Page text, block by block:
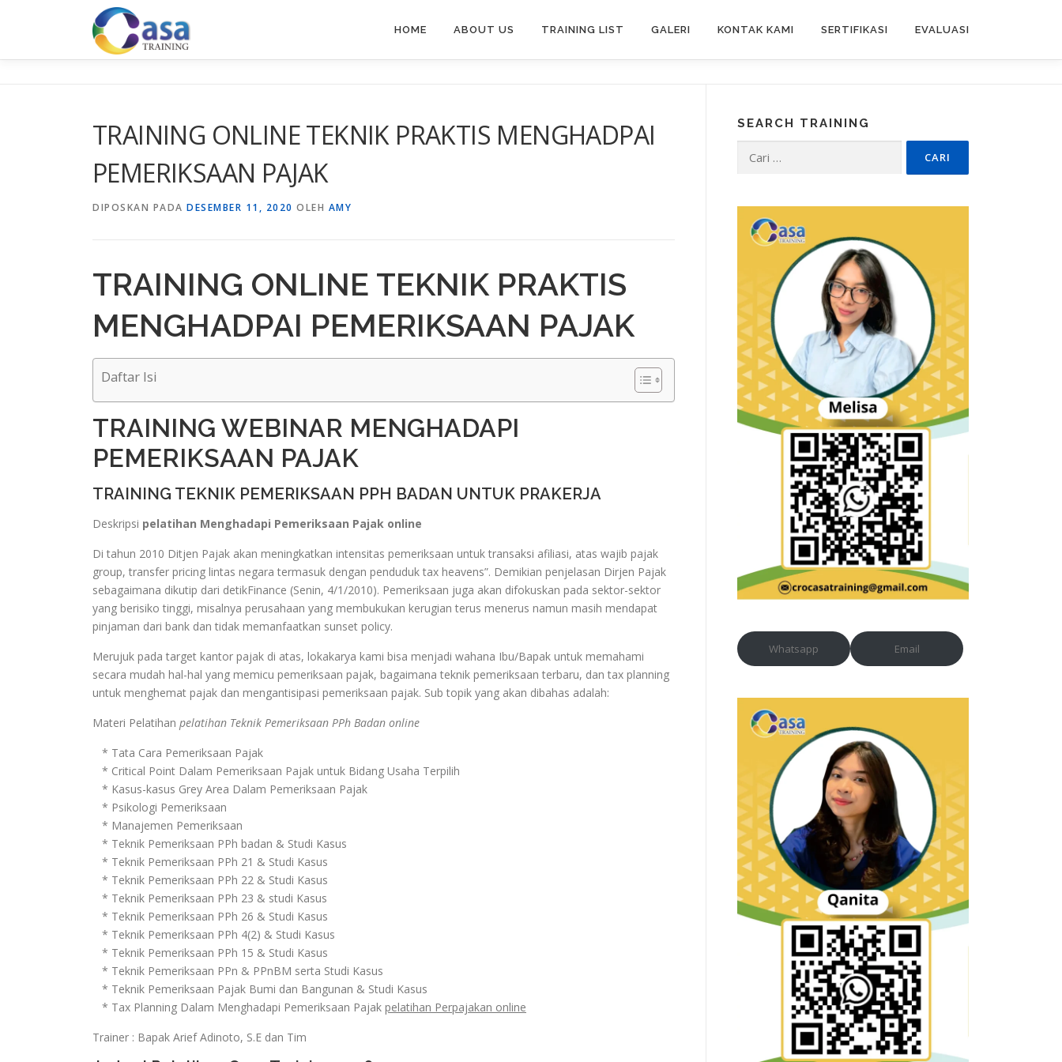
HOME ABOUT US TRAINING LIST GALERI KONTAK KAMI SERTIFIKASI EVALUASI
TRAINING ONLINE TEKNIK PRAKTIS MENGHADPAI
PEMERIKSAAN PAJAK
DIPOSKAN PADA DESEMBER 11, 2020 OLEH AMY
TRAINING ONLINE TEKNIK PRAKTIS
MENGHADPAI PEMERIKSAAN PAJAK
Daftar Isi
TRAINING WEBINAR MENGHADAPI
PEMERIKSAAN PAJAK
TRAINING TEKNIK PEMERIKSAAN PPH BADAN UNTUK PRAKERJA
Deskripsi pelatihan Menghadapi Pemeriksaan Pajak online
Di tahun 2010 Ditjen Pajak akan meningkatkan intensitas pemeriksaan untuk transaksi afiliasi, atas wajib pajak
group, transfer pricing lintas negara termasuk dengan penduduk tax heavens”. Demikian penjelasan Dirjen Pajak
sebagaimana dikutip dari detikFinance (Senin, 4/1/2010). Pemeriksaan juga akan difokuskan pada sektor-sektor
yang berisiko tinggi, misalnya perusahaan yang membukukan kerugian terus menerus namun masih mendapat
pinjaman dari bank dan tidak memanfaatkan sunset policy.
Merujuk pada target kantor pajak di atas, lokakarya kami bisa menjadi wahana Ibu/Bapak untuk memahami
secara mudah hal-hal yang memicu pemeriksaan pajak, bagaimana teknik pemeriksaan terbaru, dan tax planning
untuk menghemat pajak dan mengantisipasi pemeriksaan pajak. Sub topik yang akan dibahas adalah:
Materi Pelatihan pelatihan Teknik Pemeriksaan PPh Badan online
* Tata Cara Pemeriksaan Pajak
* Critical Point Dalam Pemeriksaan Pajak untuk Bidang Usaha Terpilih
* Kasus-kasus Grey Area Dalam Pemeriksaan Pajak
* Psikologi Pemeriksaan
* Manajemen Pemeriksaan
* Teknik Pemeriksaan PPh badan & Studi Kasus
* Teknik Pemeriksaan PPh 21 & Studi Kasus
* Teknik Pemeriksaan PPh 22 & Studi Kasus
* Teknik Pemeriksaan PPh 23 & studi Kasus
* Teknik Pemeriksaan PPh 26 & Studi Kasus
* Teknik Pemeriksaan PPh 4(2) & Studi Kasus
* Teknik Pemeriksaan PPh 15 & Studi Kasus
* Teknik Pemeriksaan PPn & PPnBM serta Studi Kasus
* Teknik Pemeriksaan Pajak Bumi dan Bangunan & Studi Kasus
* Tax Planning Dalam Menghadapi Pemeriksaan Pajak pelatihan Perpajakan online
Trainer : Bapak Arief Adinoto, S.E dan Tim
SEARCH TRAINING
untuk:
Whatsapp Email